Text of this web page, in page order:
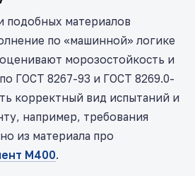
подобных материалов
по «машинной» логике
морозостойкость и
ГОСТ 8267-93 и ГОСТ 8269.0-
корректный вид испытаний и
например, требования
из материала про
М400.